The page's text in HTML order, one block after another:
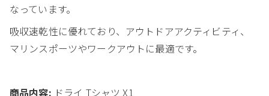
なっています。
吸収速乾性に優れており、アウトドアアクティビティ、
マリンスポーツやワークアウトに最適です。
商品内容: ドライ Tシャツ X1